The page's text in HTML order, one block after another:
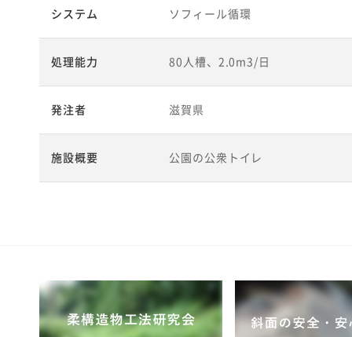
システム ソフィール循環
処理能力 80人槽、2.0m3/日
発注者 滋賀県
施設概要 公園の公衆トイレ